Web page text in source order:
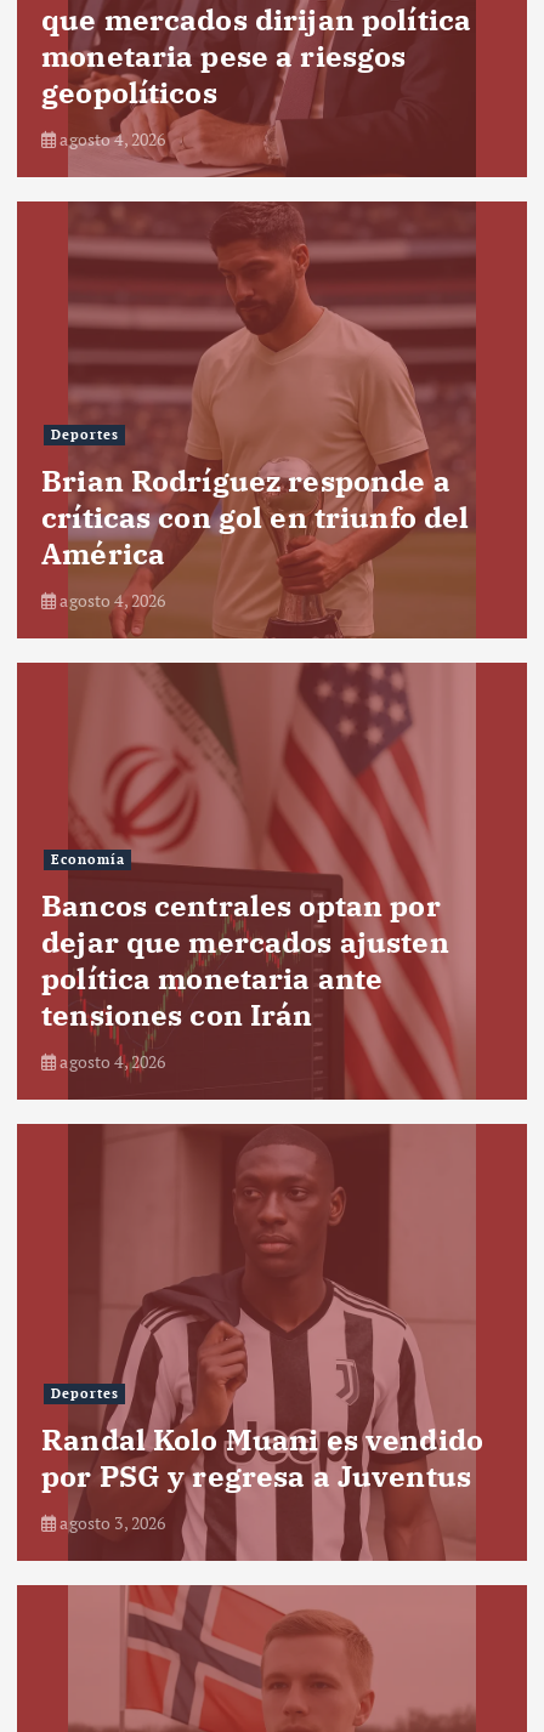
que mercados dirijan política
monetaria pese a riesgos
geopolíticos
agosto 4, 2026
Deportes
Brian Rodríguez responde a
críticas con gol en triunfo del
América
agosto 4, 2026
Economía
Bancos centrales optan por
dejar que mercados ajusten
política monetaria ante
tensiones con Irán
agosto 4, 2026
Deportes
Randal Kolo Muani es vendido
por PSG y regresa a Juventus
agosto 3, 2026